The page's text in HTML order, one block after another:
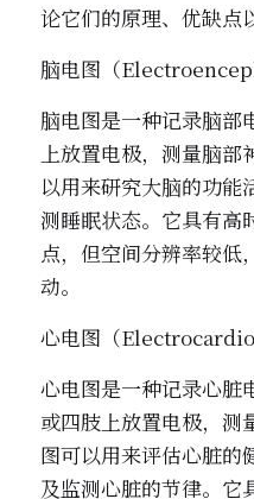
论它们的原理、优缺点
脑电图（
脑电图是一种记录脑部
上放置电极，测量脑
以用来研究大脑的功能
测睡眠状态。它具有高
点，但空间分辨率较低
动。
心电图（
心电图是一种记录心脏
或四肢上放置电极，测
图可以用来评估心脏的
及监测心脏的节律。它